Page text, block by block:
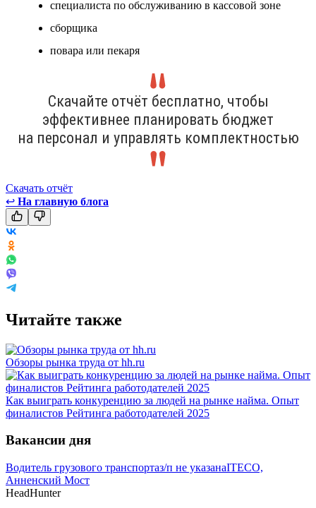
специалиста по обслуживанию в кассовой зоне
сборщика
повара или пекаря
Скачайте отчёт бесплатно, чтобы
эффективнее планировать бюджет
на персонал и управлять комплектностью
Скачать отчёт
↩ На главную блога
Читайте также
Обзоры рынка труда от hh.ru
Как выиграть конкуренцию за людей на рынке найма. Опыт
финалистов Рейтинга работодателей 2025
Вакансии дня
Водитель грузового транспортаз/п не указанаITECO,
Анненский Мост
HeadHunter